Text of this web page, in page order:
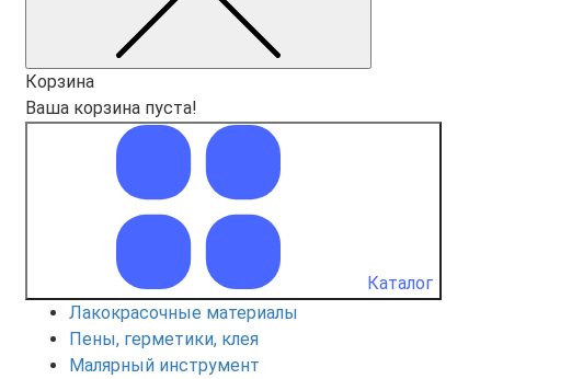
Корзина
Ваша корзина пуста!
Каталог
Лакокрасочные материалы
Пены, герметики, клея
Малярный инструмент